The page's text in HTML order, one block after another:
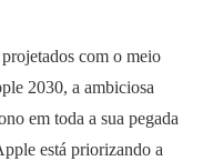
com o meio
2030, a ambiciosa
em toda a sua pegada
está priorizando a